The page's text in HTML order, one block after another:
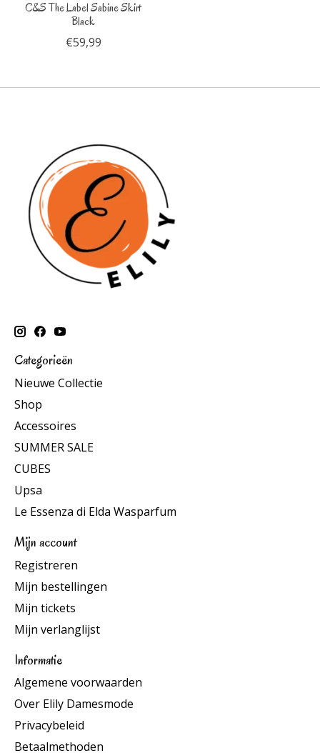
C&S The Label Sabine Skirt
Black
€59,99
Categorieën
Nieuwe Collectie
Shop
Accessoires
SUMMER SALE
CUBES
Upsa
Le Essenza di Elda Wasparfum
Mijn account
Registreren
Mijn bestellingen
Mijn tickets
Mijn verlanglijst
Informatie
Algemene voorwaarden
Over Elily Damesmode
Privacybeleid
Betaalmethoden